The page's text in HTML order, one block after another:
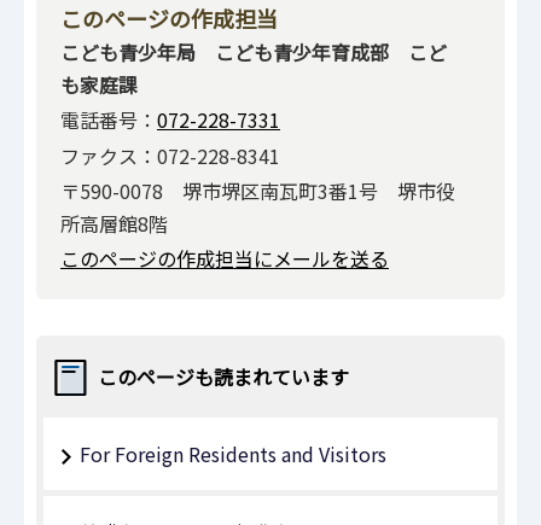
このページの作成担当
こども青少年局 こども青少年育成部 こど
も家庭課
電話番号： 072-228-7331
ファクス：072-228-8341
〒590-0078 堺市堺区南瓦町3番1号 堺市役
所高層館8階
このページの作成担当にメールを送る
このページも読まれています
For Foreign Residents and Visitors